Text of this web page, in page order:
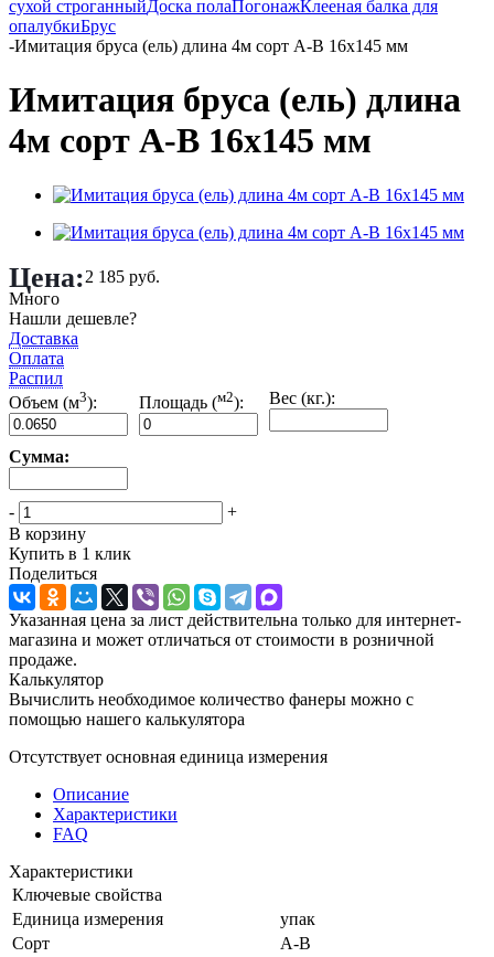
сухой строганныйДоска полаПогонажКлееная балка для
опалубкиБрус
-Имитация бруса (ель) длина 4м сорт А-В 16х145 мм
Имитация бруса (ель) длина
4м сорт А-В 16х145 мм
Цена:2 185 руб.
Много
Нашли дешевле?
Доставка
Оплата
Распил
Объем (м3): Площадь (м2): Вес (кг.):
Сумма:
-
+
В корзину
Купить в 1 клик
Поделиться
Указанная цена за лист действительна только для интернет-
магазина и может отличаться от стоимости в розничной
продаже.
Калькулятор
Вычислить необходимое количество фанеры можно с
помощью нашего калькулятора
Отсутствует основная единица измерения
Описание
Характеристики
FAQ
Характеристики
Ключевые свойства
Единица измерения
упак
Сорт
А-В